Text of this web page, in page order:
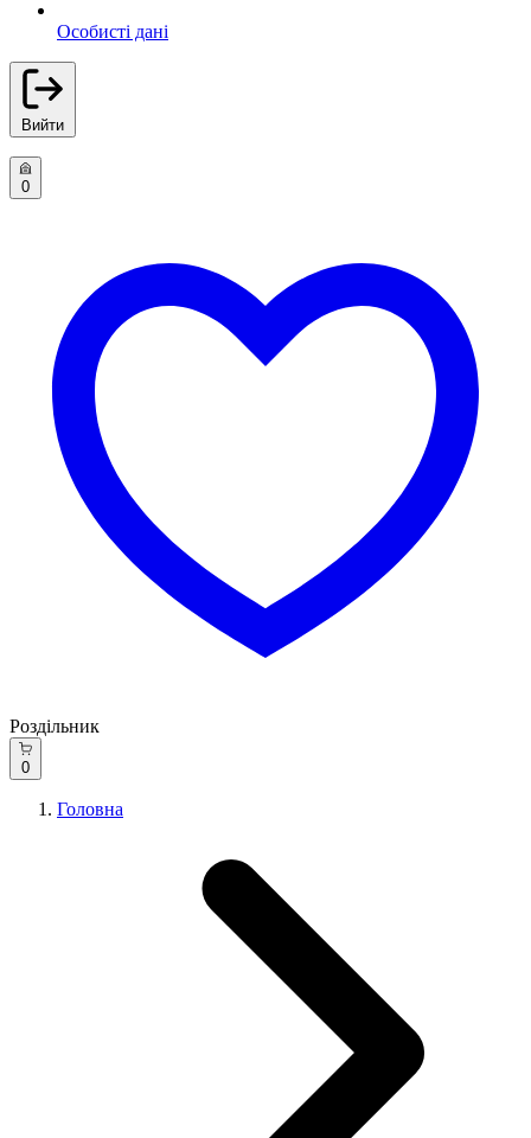
Особисті дані
Вийти
0
Роздільник
0
Головна